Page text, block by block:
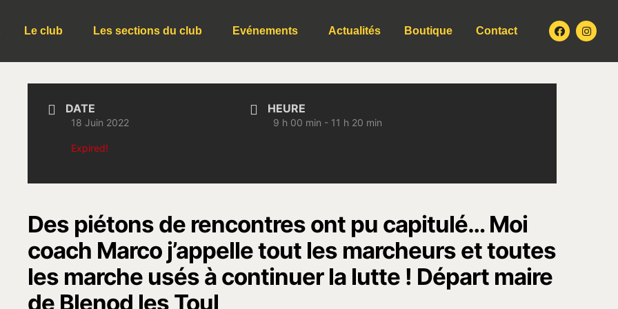
Le club Les sections du club Evénements Actualités Boutique Contact
DATE
18 Juin 2022
Expired!
HEURE
9 h 00 min - 11 h 20 min
Des piétons de rencontres ont pu capitulé… Moi
coach Marco j’appelle tout les marcheurs et toutes
les marche usés à continuer la lutte ! Départ maire
de Blenod les Toul